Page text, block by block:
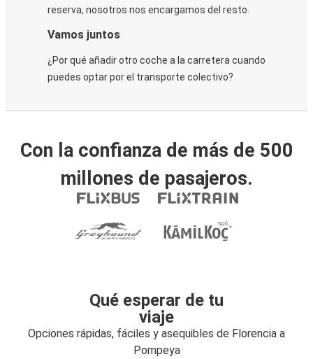
reserva, nosotros nos encargamos del resto.
Vamos juntos
¿Por qué añadir otro coche a la carretera cuando
puedes optar por el transporte colectivo?
Con la confianza de más de 500
millones de pasajeros.
Qué esperar de tu
viaje
Opciones rápidas, fáciles y asequibles de Florencia a
Pompeya